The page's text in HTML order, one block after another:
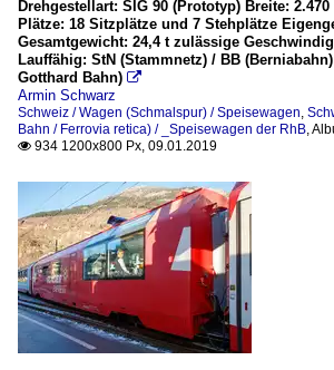
Drehgestellart: SIG 90 (Prototyp) Breite:
Plätze: 18 Sitzplätze und 7 Stehplätze
Gesamtgewicht: 24,4 t zulässige
Lauffähig: StN (Stammnetz) / BB
Gotthard Bahn) 
Armin Schwarz
Schweiz / Wagen (Schmalspur) / Speisewagen,
Bahn / Ferrovia retica) / _Speisewagen der RhB,
 934 1200x800 Px, 09.01.2019